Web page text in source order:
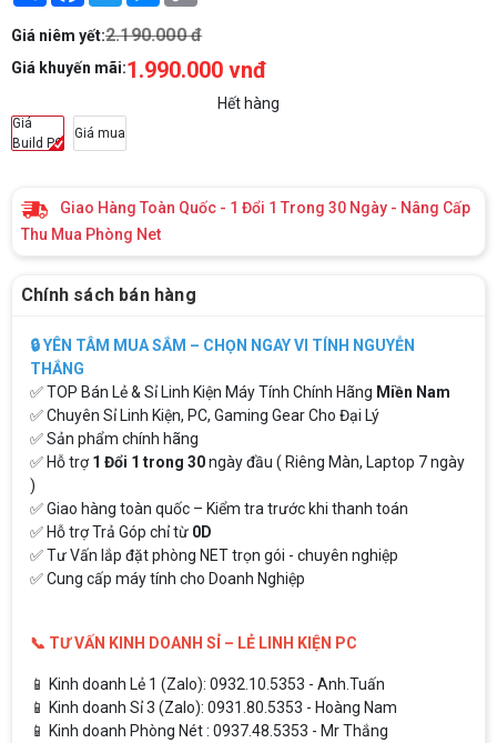
Giá niêm yết:2.190.000 đ
Giá khuyến mãi:1.990.000 vnđ
Hết hàng
Giá
Build PC
Giá mua
Giao Hàng Toàn Quốc - 1 Đổi 1 Trong 30 Ngày - Nâng Cấp
Thu Mua Phòng Net
Chính sách bán hàng
🔒 YÊN TÂM MUA SẮM – CHỌN NGAY VI TÍNH NGUYỄN
THẮNG
✅ TOP Bán Lẻ & Sỉ Linh Kiện Máy Tính Chính Hãng Miền Nam
✅ Chuyên Sỉ Linh Kiện, PC, Gaming Gear Cho Đại Lý
✅ Sản phẩm chính hãng
✅ Hỗ trợ1 Đổi 1 trong 30ngày đầu ( Riêng Màn, Laptop 7 ngày
)
✅ Giao hàng toàn quốc – Kiểm tra trước khi thanh toán
✅ Hỗ trợ Trả Góp chỉ từ 0D
✅ Tư Vấn lắp đặt phòng NET trọn gói - chuyên nghiệp
✅ Cung cấp máy tính cho Doanh Nghiệp
📞 TƯ VẤN KINH DOANH SỈ – LẺ LINH KIỆN PC
📱 Kinh doanh Lẻ 1 (Zalo): 0932.10.5353 - Anh.Tuấn
📱 Kinh doanh Sỉ 3 (Zalo): 0931.80.5353 - Hoàng Nam
📱 Kinh doanh Phòng Nét : 0937.48.5353 - Mr Thắng